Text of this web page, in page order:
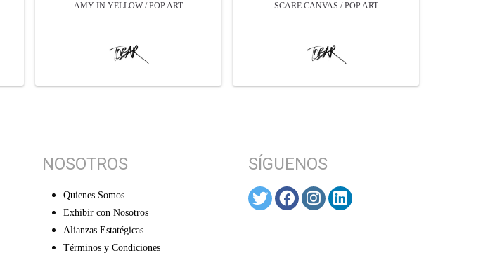
AMY IN YELLOW / POP ART SCARE CANVAS / POP ART
NOSOTROS
Quienes Somos
Exhibir con Nosotros
Alianzas Estatégicas
Términos y Condiciones
SÍGUENOS